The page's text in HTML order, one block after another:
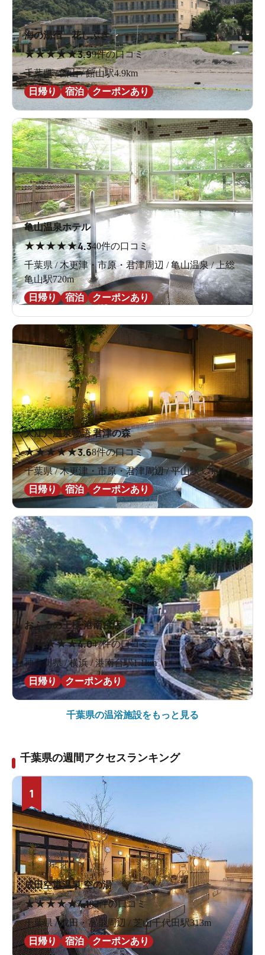
海の湯宿 花しぶき
★★★★★3.99件の口コミ
千葉県 / 館山 / 館山駅4.9km
日帰り
宿泊 クーポンあり
亀山温泉ホテル
★★★★★4.340件の口コミ
千葉県 / 木更津・市原・君津周辺 / 亀山温泉 / 上総
亀山駅720m
日帰り
宿泊 クーポンあり
大江戸温泉物語 君津の森
★★★★★3.68件の口コミ
千葉県 / 木更津・市原・君津周辺 / 平山駅3.7km
日帰り
宿泊 クーポンあり
おふろの王様 港南台店
★ ★★★★4.047件の口コミ
神奈川県 / 横浜 / 港南台駅1.1km
日帰り
クーポンあり
千葉県の温浴施設をもっと見る
千葉県の週間アクセスランキング
1
成田空港温泉 空の湯
★★★★★4.182件の口コミ
千葉県 / 成田・富里周辺 / 芝山千代田駅313m
日帰り
宿泊 クーポンあり